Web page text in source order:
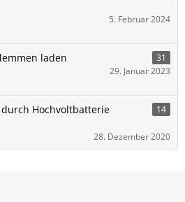
5. Februar 2024
laden
31
29. Januar 2023
Hochvoltbatterie
14
28. Dezember 2020